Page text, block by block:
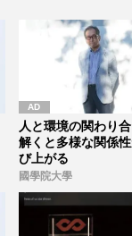
人と環境の関わり
解くと多様な関係
び上がる
國學院大學